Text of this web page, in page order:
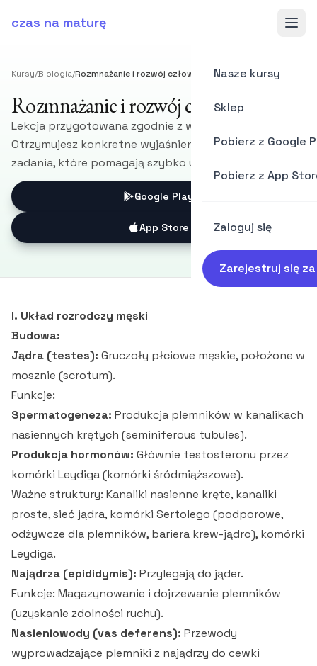
czas na maturę
Nasze kursy
Sklep
Pobierz z Google
Pobierz z App
Zaloguj się
Zarejestruj się
Kursy/Biologia/Rozmnażanie i rozwój człowieka
Rozmnażanie i rozwój człowieka
Lekcja przygotowana zgodnie z wymaganiami CKE.
Otrzymujesz konkretne wyjaśnienia, przykłady i
zadania, które pomagają szybko utrwalić materiał.
Google Play
App Store
I. Układ rozrodczy męski
Budowa:
Jądra (testes): Gruczoły płciowe męskie, położone w
mosznie (scrotum).
Funkcje:
Spermatogeneza: Produkcja plemników w kanalikach
nasiennych krętych (seminiferous tubules).
Produkcja hormonów: Głównie testosteronu przez
komórki Leydiga (komórki śródmiąższowe).
Ważne struktury: Kanaliki nasienne kręte, kanaliki
proste, sieć jądra, komórki Sertolego (podporowe,
odżywcze dla plemników, bariera krew-jądro), komórki
Leydiga.
Najądrza (epididymis): Przylegają do jąder.
Funkcje: Magazynowanie i dojrzewanie plemników
(uzyskanie zdolności ruchu).
Nasieniowody (vas deferens): Przewody
wyprowadzające plemniki z najądrzy do cewki